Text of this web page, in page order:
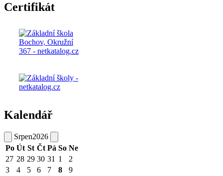
Certifikát
Kalendář
Srpen2026
Po Út St Čt Pá So Ne
27 28 29 30 31 1
2
3
4 5 6 7 8
9